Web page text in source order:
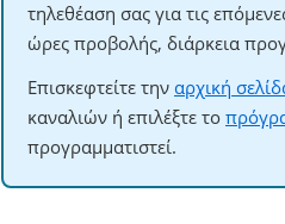
τηλεθέαση σας για τις
ώρες προβολής, διάρκεια
Επισκεφτείτε την αρχική
καναλιών ή επιλέξτε το
προγραμματιστεί.